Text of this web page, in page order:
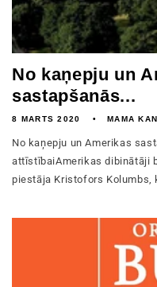
No kaņepju un
sastapšanās...
8 MARTS 2020 MAMA
No kaņepju un Amerikas
attīstībaiAmerikas dibinātāji
piestāja Kristofors Kolumbs,